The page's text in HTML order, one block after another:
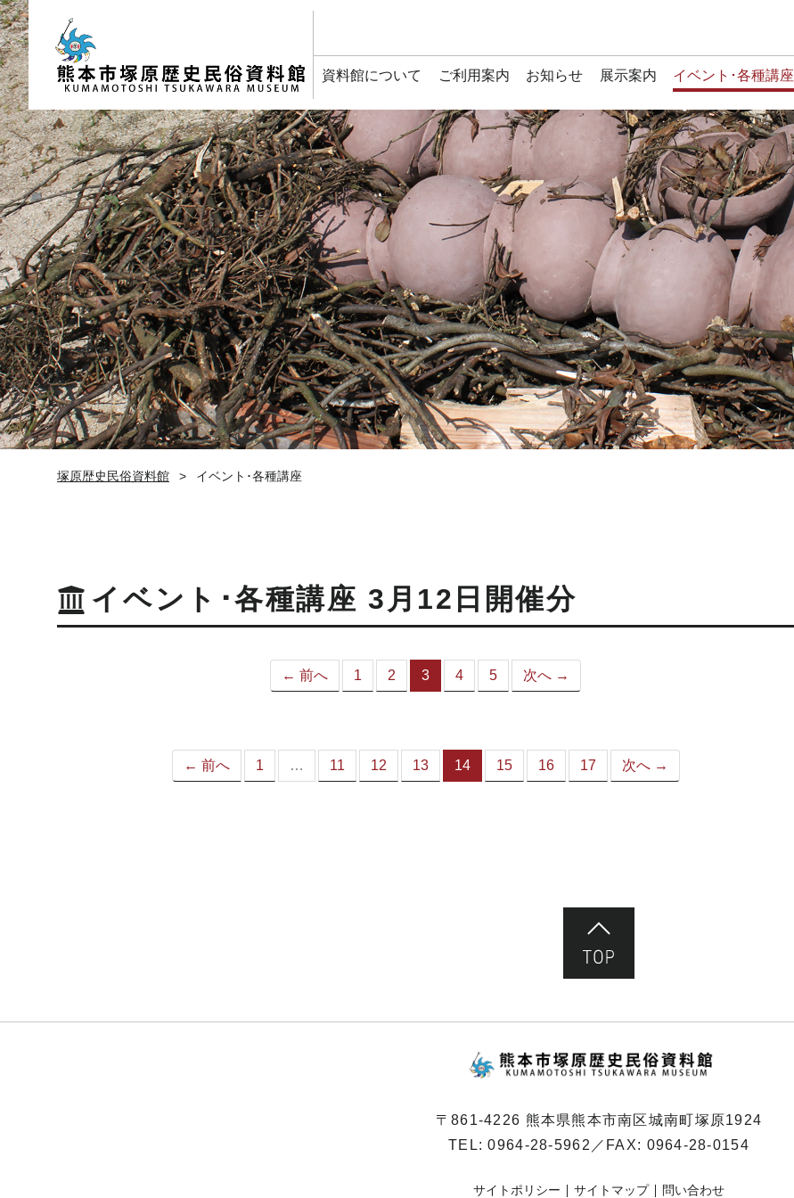
資料館について ご利用案内 お知らせ 展示案内 イベント･各種講座
塚原歴史民俗資料館 イベント･各種講座
イベント･各種講座 3月12日開催分
← 前へ 1 2 3
（こ
ジ）
4 5 次へ →
← 前へ 1 … 11 12 13 14
（こ
15 16 17 次へ →
〒861-4226 熊本県熊本市南区城南町塚原1924
TEL:0964-28-5962 ／FAX: 0964-28-0154
サイトポリシー サイトマップ 問い合わせ